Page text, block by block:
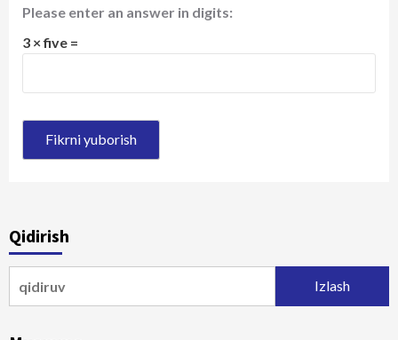
Please enter an answer in digits:
3 × five =
Qidirish